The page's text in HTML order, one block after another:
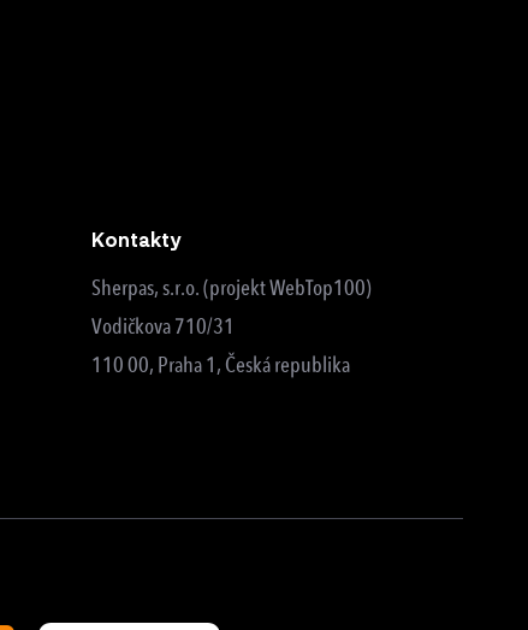
Kontakty
Sherpas, s.r.o. (projekt WebTop100)
Vodičkova 710/31
110 00, Praha 1, Česká republika